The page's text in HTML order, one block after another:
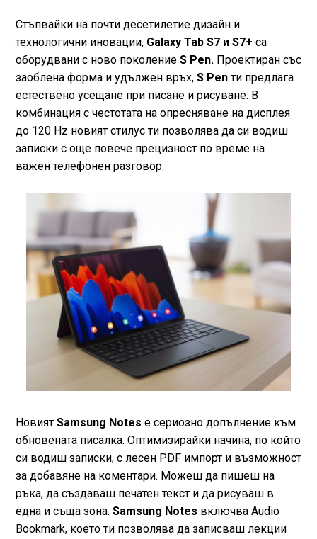
Стъпвайки на почти десетилетие дизайн и
технологични иновации, Galaxy Tab S7 и S7+ са
оборудвани с ново поколение S Pen.Проектиран със
заоблена форма и удължен връх, S Penти предлага
естествено усещане при писане и рисуване. В
комбинация с честотата на опресняване на дисплея
до 120 Hz новият стилус ти позволява да си водиш
записки с още повече прецизност по време на
важен телефонен разговор.
Новият Samsung Notes е сериозно допълнение към
обновената писалка. Оптимизирайки начина, по който
си водиш записки, с лесен PDF импорт и възможност
за добавяне на коментари. Можеш да пишеш на
ръка, да създаваш печатен текст и да рисуваш в
една и съща зона. Samsung Notes включва Audio
Bookmark, което ти позволява да записваш лекции